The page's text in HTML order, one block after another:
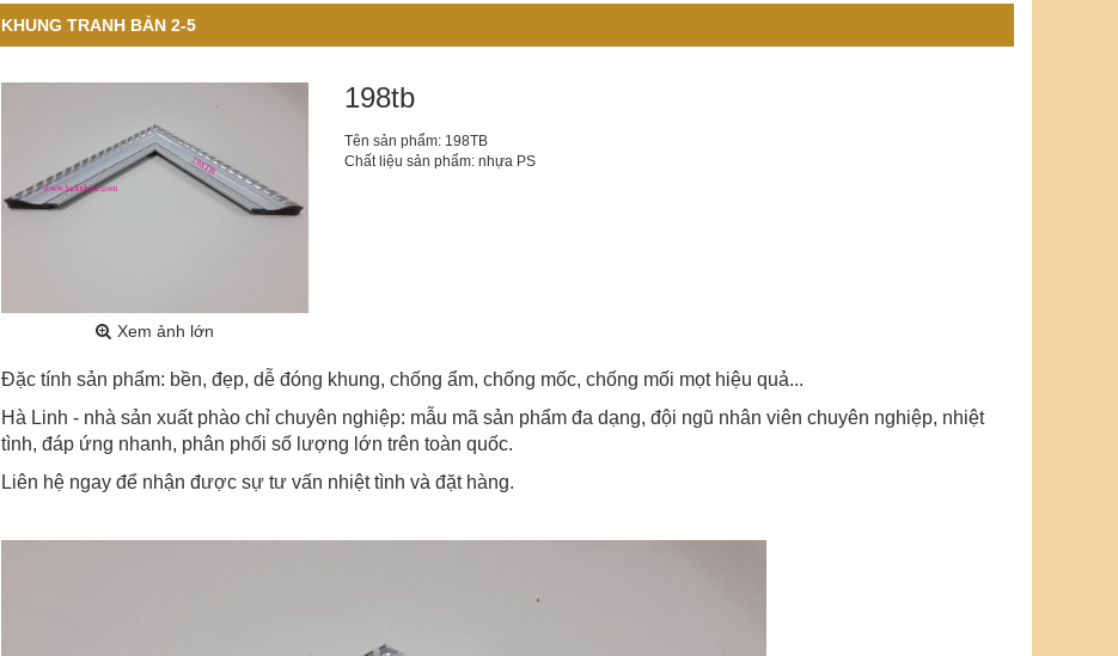
KHUNG TRANH BẢN 2-5
Xem ảnh lớn
198tb
Tên sản phẩm: 198TB
Chất liệu sản phẩm: nhựa PS
Đặc tính sản phẩm: bền, đẹp, dễ đóng khung, chống ẩm, chống mốc, chống mối mọt hiệu quả...
Hà Linh - nhà sản xuất phào chỉ chuyên nghiệp: mẫu mã sản phẩm đa dạng, đội ngũ nhân viên chuyên nghiệp, nhiệt
tình, đáp ứng nhanh, phân phối số lượng lớn trên toàn quốc.
Liên hệ ngay để nhận được sự tư vấn nhiệt tình và đặt hàng.